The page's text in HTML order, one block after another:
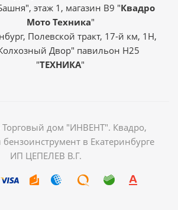
этаж 1, магазин В9 "Квадро
Мото Техника"
Полевской тракт, 17-й км, 1Н,
Двор" павильон Н25
"ТЕХНИКА"
дом "ИНВЕНТ". Квадро,
в Екатеринбурге
ИП ЦЕПЕЛЕВ В.Г.